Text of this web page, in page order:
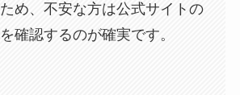
め、不安な方は公式サイトの
確認するのが確実です。